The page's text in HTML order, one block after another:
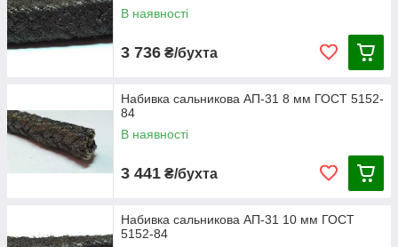
В наявності
3 736 ₴/бухта
Набивка сальникова АП-31 8 мм ГОСТ 5152-
84
В наявності
3 441 ₴/бухта
Набивка сальникова АП-31 10 мм ГОСТ
5152-84